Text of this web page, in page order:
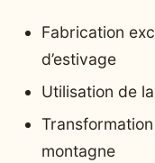
Fabrication
d’estivage
Utilisation de
montagne